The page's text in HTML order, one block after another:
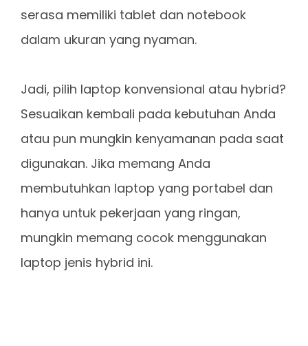
serasa memiliki tablet dan notebook
dalam ukuran yang nyaman.
Jadi, pilih laptop konvensional atau hybrid?
Sesuaikan kembali pada kebutuhan Anda
atau pun mungkin kenyamanan pada saat
digunakan. Jika memang Anda
membutuhkan laptop yang portabel dan
hanya untuk pekerjaan yang ringan,
mungkin memang cocok menggunakan
laptop jenis hybrid ini.